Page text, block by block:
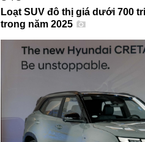
Loạt SUV đô thị giá dưới 700
trong năm 2025